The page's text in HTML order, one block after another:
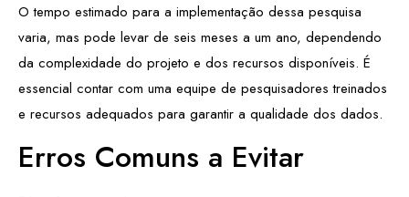
O tempo estimado para a implementação dessa pesquisa
varia, mas pode levar de seis meses a um ano, dependendo
da complexidade do projeto e dos recursos disponíveis. É
essencial contar com uma equipe de pesquisadores treinados
e recursos adequados para garantir a qualidade dos dados.
Erros Comuns a Evitar